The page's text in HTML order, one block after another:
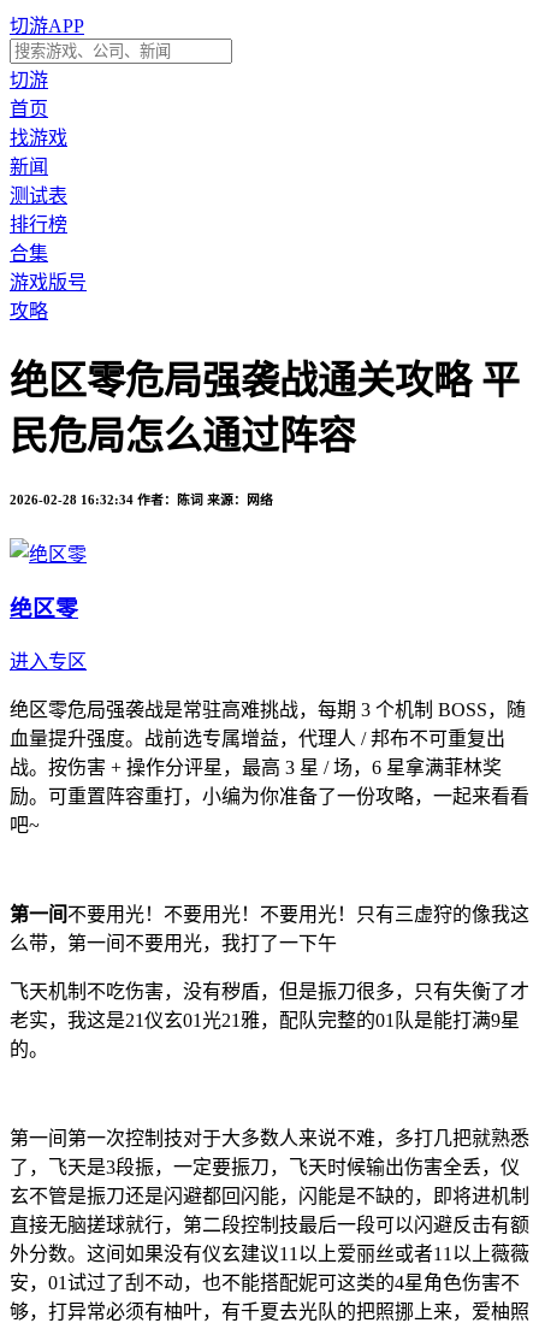
切游APP
切游
首页
找游戏
新闻
测试表
排行榜
合集
游戏版号
攻略
绝区零危局强袭战通关攻略 平
民危局怎么通过阵容
2026-02-28 16:32:34 作者：陈词 来源：网络
绝区零
进入专区
绝区零危局强袭战是常驻高难挑战，每期 3 个机制 BOSS，随
血量提升强度。战前选专属增益，代理人 / 邦布不可重复出
战。按伤害 + 操作分评星，最高 3 星 / 场，6 星拿满菲林奖
励。可重置阵容重打，小编为你准备了一份攻略，一起来看看
吧~
第一间 不要用光！不要用光！不要用光！只有三虚狩的像我这
么带，第一间不要用光，我打了一下午
飞天机制不吃伤害，没有秽盾，但是振刀很多，只有失衡了才
老实，我这是21仪玄01光21雅，配队完整的01队是能打满9星
的。
第一间第一次控制技对于大多数人来说不难，多打几把就熟悉
了，飞天是3段振，一定要振刀，飞天时候输出伤害全丢，仪
玄不管是振刀还是闪避都回闪能，闪能是不缺的，即将进机制
直接无脑搓球就行，第二段控制技最后一段可以闪避反击有额
外分数。这间如果没有仪玄建议11以上爱丽丝或者11以上薇薇
安，01试过了刮不动，也不能搭配妮可这类的4星角色伤害不
够，打异常必须有柚叶，有千夏去光队的把照挪上来，爱柚照